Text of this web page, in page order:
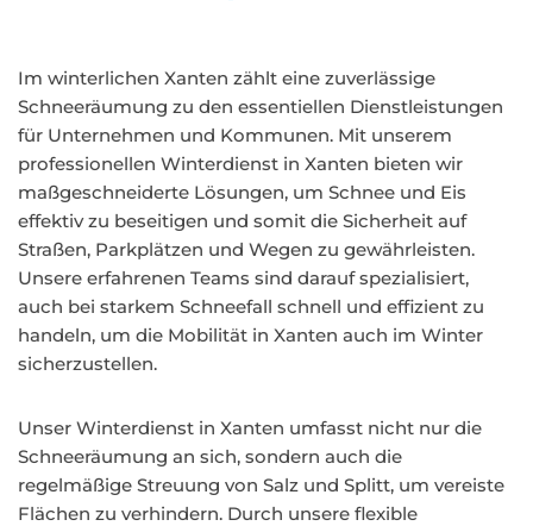
Im winterlichen Xanten zählt eine zuverlässige
Schneeräumung zu den essentiellen Dienstleistungen
für Unternehmen und Kommunen. Mit unserem
professionellen Winterdienst in Xanten bieten wir
maßgeschneiderte Lösungen, um Schnee und Eis
effektiv zu beseitigen und somit die Sicherheit auf
Straßen, Parkplätzen und Wegen zu gewährleisten.
Unsere erfahrenen Teams sind darauf spezialisiert,
auch bei starkem Schneefall schnell und effizient zu
handeln, um die Mobilität in Xanten auch im Winter
sicherzustellen.
Unser Winterdienst in Xanten umfasst nicht nur die
Schneeräumung an sich, sondern auch die
regelmäßige Streuung von Salz und Splitt, um vereiste
Flächen zu verhindern. Durch unsere flexible